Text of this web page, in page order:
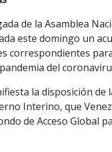
de la Asamblea
este domingo un
correspondientes
del
la disposición de
Interino, que
de Acceso Global